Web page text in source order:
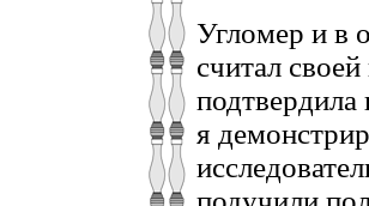
Угломер и в
считал
подтвердила
я